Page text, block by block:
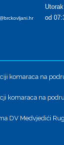
od
komaraca na
komaraca na
DV Medvjedići